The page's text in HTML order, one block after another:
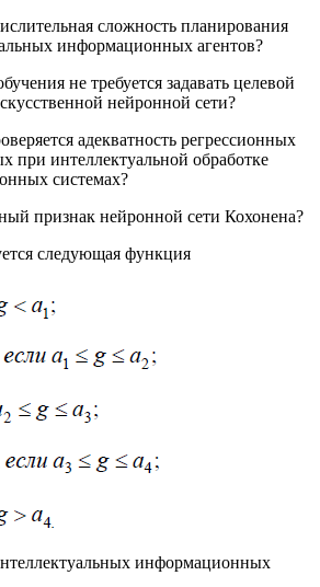
сложность планирования
информационных агентов?
не требуется задавать целевой
нейронной сети?
адекватность регрессионных
при интеллектуальной обработке
системах?
признак нейронной сети Кохонена?
следующая функция
информационных